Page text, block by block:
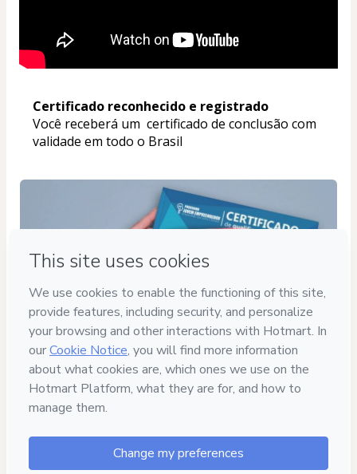
Certificado reconhecido e registrado
Você receberá um  certificado de conclusão com
validade em todo o Brasil
Registro digital com QR Code
O certificado possui assinatura digital e um QR